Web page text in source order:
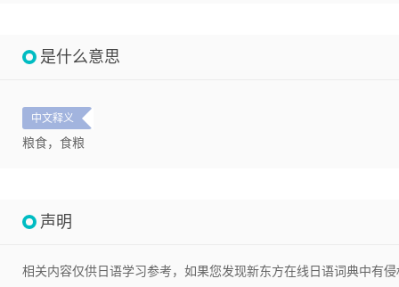
是什么意思
中文释义
粮食，食粮
声明
相关内容仅供日语学习参考，如果您发现新东方在线日语词典中有